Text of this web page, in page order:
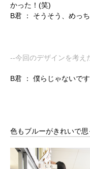
かった！(笑)
B君 ：
そうそう、めっ
--今回のデザインを考え
B君 ： 僕らじゃないで
色もブルーがきれいで思